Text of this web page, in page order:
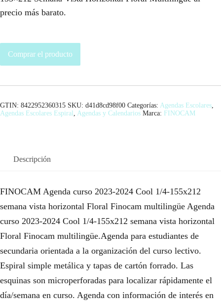
precio más barato.
Comprar el producto
GTIN: 8422952360315 SKU: d41d8cd98f00 Categorías: Agendas Escolares,
Agendas Escolares Espiral , Agendas y Calendarios Marca: FINOCAM
Descripción
FINOCAM Agenda curso 2023-2024 Cool 1/4-155x212
semana vista horizontal Floral Finocam multilingüe Agenda
curso 2023-2024 Cool 1/4-155x212 semana vista horizontal
Floral Finocam multilingüe.Agenda para estudiantes de
secundaria orientada a la organización del curso lectivo.
Espiral simple metálica y tapas de cartón forrado. Las
esquinas son microperforadas para localizar rápidamente el
día/semana en curso. Agenda con información de interés en